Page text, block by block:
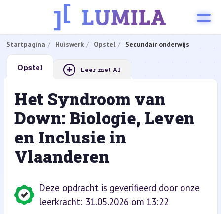
Startpagina Huiswerk Opstel Secundair onderwijs
Opstel + Leer met AI
Het Syndroom van
Down: Biologie, Leven
en Inclusie in
Vlaanderen
Deze opdracht is geverifieerd door onze
leerkracht: 31.05.2026 om 13:22